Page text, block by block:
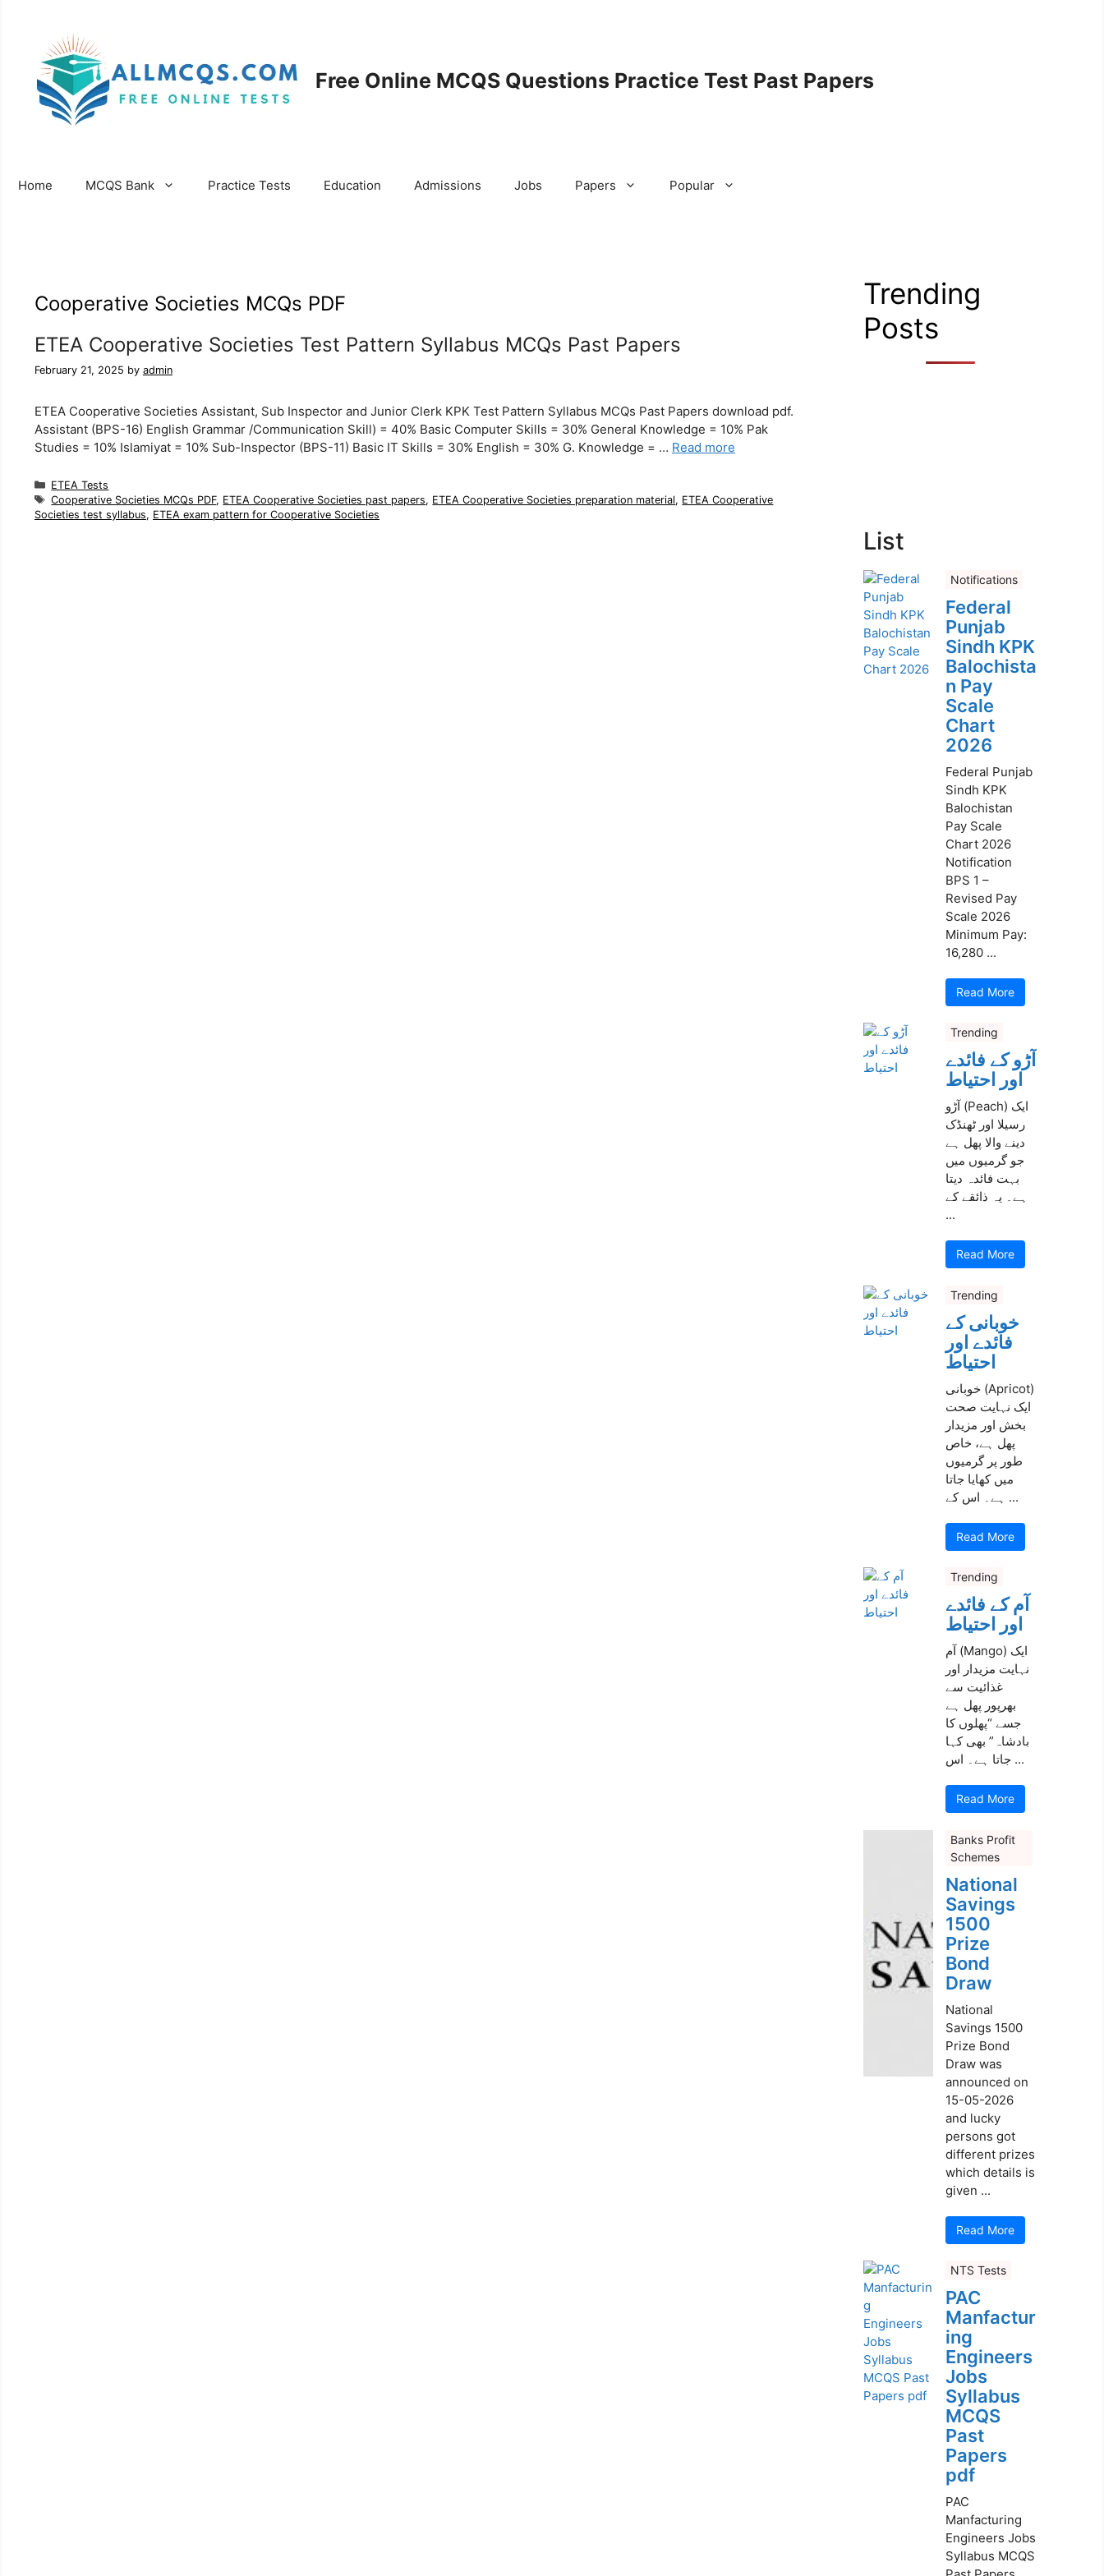
Free Online MCQS Questions Practice Test Past Papers
Home MCQS Bank Practice Tests Education Admissions Jobs Papers Popular
Cooperative Societies MCQs PDF
ETEA Cooperative Societies Test Pattern Syllabus MCQs Past Papers
February 21, 2025 by admin
ETEA Cooperative Societies Assistant, Sub Inspector and Junior Clerk KPK Test Pattern Syllabus MCQs Past Papers download pdf.
Assistant (BPS-16) English Grammar /Communication Skill) = 40% Basic Computer Skills = 30% General Knowledge = 10% Pak
Studies = 10% Islamiyat = 10% Sub-Inspector (BPS-11) Basic IT Skills = 30% English = 30% G. Knowledge = … Read more
Categories
ETEA Tests
Tags
Cooperative Societies MCQs PDF, ETEA Cooperative Societies past papers, ETEA Cooperative Societies preparation material, ETEA Cooperative
Societies test syllabus, ETEA exam pattern for Cooperative Societies
Trending
Posts
List
Notifications
Federal
Punjab
Sindh KPK
Balochista
n Pay
Scale
Chart
2026
Federal Punjab
Sindh KPK
Balochistan
Pay Scale
Chart 2026
Notification
BPS 1 –
Revised Pay
Scale 2026
Minimum Pay:
16,280 ...
Read More
Trending
آڑو کے فائدے
اور احتیاط
آڑو (Peach) ایک
رسیلا اور ٹھنڈک
دینے والا پھل ہے
جو گرمیوں میں
بہت فائدہ دیتا
ہے۔ یہ ذائقے کے
...
Read More
Trending
خوبانی کے
فائدے اور
احتیاط
خوبانی (Apricot)
ایک نہایت صحت
بخش اور مزیدار
پھل ہے، خاص
طور پر گرمیوں
میں کھایا جاتا
ہے۔ اس کے ...
Read More
Trending
آم کے فائدے
اور احتیاط
آم (Mango) ایک
نہایت مزیدار اور
غذائیت سے
بھرپور پھل ہے
جسے “پھلوں کا
بادشاہ” بھی کہا
جاتا ہے۔ اس ...
Read More
Banks Profit
Schemes
National
Savings
1500
Prize
Bond
Draw
National
Savings 1500
Prize Bond
Draw was
announced on
15-05-2026
and lucky
persons got
different prizes
which details is
given ...
Read More
NTS Tests
PAC
Manfactur
ing
Engineers
Jobs
Syllabus
MCQS
Past
Papers
pdf
PAC
Manfacturing
Engineers Jobs
Syllabus MCQS